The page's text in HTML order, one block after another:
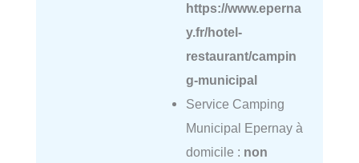
https://www.eperna
y.fr/hotel-
restaurant/campin
g-municipal
Service Camping
Municipal Epernay à
domicile : non